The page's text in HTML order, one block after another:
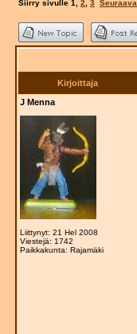
Siirry sivulle 1 2 3 Seuraava
Kirjoittaja
J Menna
Liittynyt: 21 Hel 2008
Viestejä: 1742
Paikkakunta: Rajamäki